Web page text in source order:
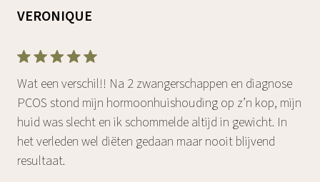
VERONIQUE
Wat een verschil!! Na 2 zwangerschappen en diagnose
PCOS stond mijn hormoonhuishouding op z’n kop, mijn
huid was slecht en ik schommelde altijd in gewicht. In
het verleden wel diëten gedaan maar nooit blijvend
resultaat.‌